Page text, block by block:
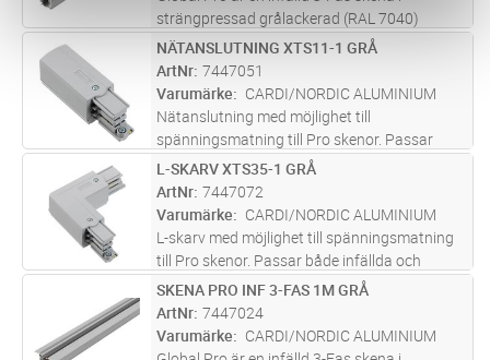
strängpressad grålackerad (RAL 7040)
aluminium. Monteras infälld i tak. Monteras
på minst 2,2m över golv. Inom område som är
avskärmat eller avspärrat för allmä...läs mer
ST Lägg i kundvagn
NÄTANSLUTNING XTS11-1 GRÅ
ArtNr 7447051
Varumärke
CARDI/NORDIC ALUMINIUM
Nätanslutning med möjlighet till
spänningsmatning till Pro skenor. Passar
både infällda och utanpåliggande skenor.
ST Lägg i kundvagn
L-SKARV XTS35-1 GRÅ
ArtNr 7447072
Varumärke
CARDI/NORDIC ALUMINIUM
L-skarv med möjlighet till spänningsmatning
till Pro skenor. Passar både infällda och
utanpåliggande skenor.
ST Lägg i kundvagn
SKENA PRO INF 3-FAS 1M GRÅ
ArtNr 7447024
Varumärke
CARDI/NORDIC ALUMINIUM